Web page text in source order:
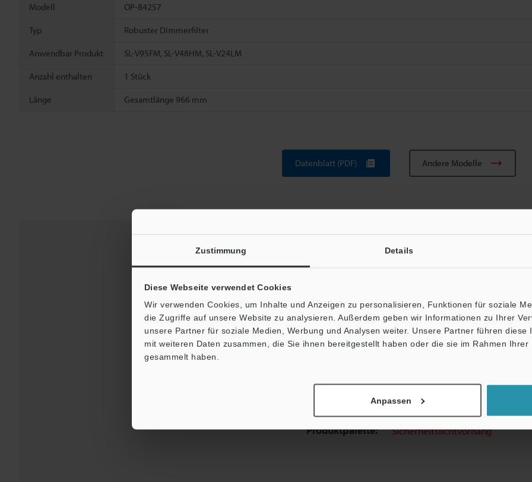
Zustimmung Details
Diese Webseite verwendet Cookies
Wir verwenden Cookies, um Inhalte und Anzeigen zu personalisieren, Funktionen für soziale
die Zugriffe auf unsere Website zu analysieren. Außerdem geben wir Informationen zu Ihrer
unsere Partner für soziale Medien, Werbung und Analysen weiter. Unsere Partner führen diese
mit weiteren Daten zusammen, die Sie ihnen bereitgestellt haben oder die sie im Rahmen Ihrer
gesammelt haben.
Anpassen
Modell OP-84257
Typ Robuster Dimmerfilter
Anwendbar Produkt SL-V95FM, SL-V48HM, SL-V24LM
Anzahl enthalten 1 Stück
Länge Gesamtlänge 966 mm
Datenblatt (PDF) Andere Modelle
Kontakt / Support: Fragen
Produktpalette: Sicherheitslichtvorhang